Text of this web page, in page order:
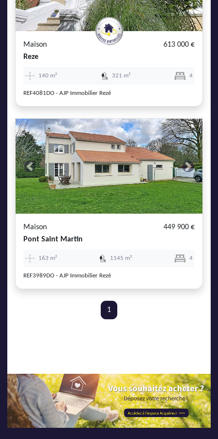
Maison
613 000 €
Reze
140 m² 321 m² 4
REF4081DO - AJP Immobilier Rezé
Previous Next
Maison
449 900 €
Pont Saint Martin
163 m² 1145 m² 4
REF3989DO - AJP Immobilier Rezé
1